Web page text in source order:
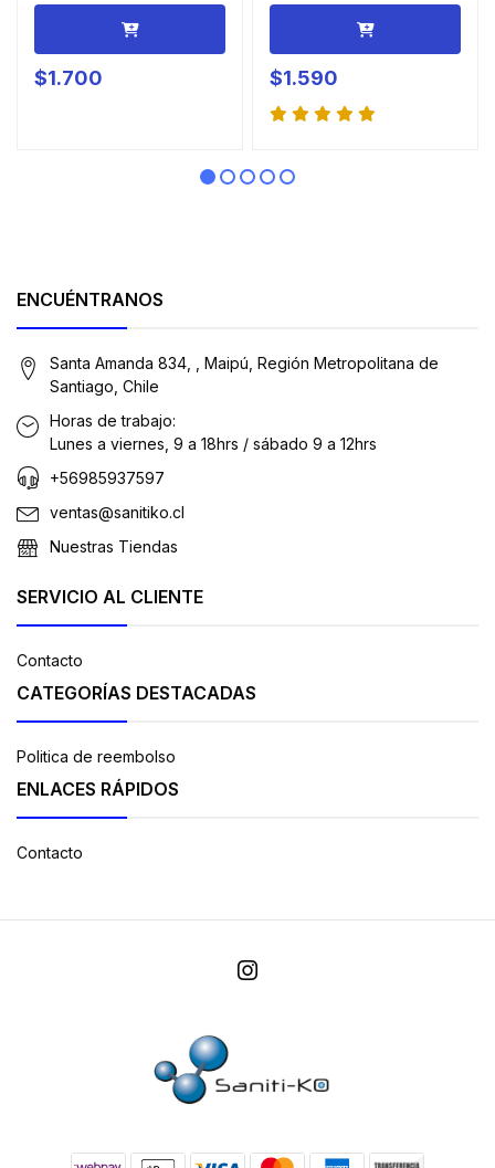
$1.700 $1.590
ENCUÉNTRANOS
Santa Amanda 834, , Maipú, Región Metropolitana de
Santiago, Chile
Horas de trabajo:
Lunes a viernes, 9 a 18hrs / sábado 9 a 12hrs
+56985937597
ventas@sanitiko.cl
Nuestras Tiendas
SERVICIO AL CLIENTE
Contacto
CATEGORÍAS DESTACADAS
Politica de reembolso
ENLACES RÁPIDOS
Contacto